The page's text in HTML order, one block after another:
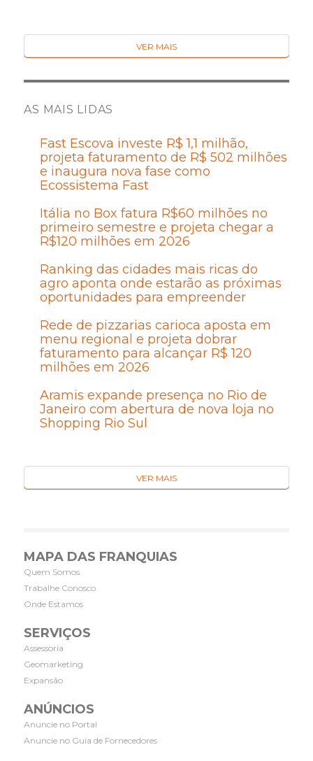
VER MAIS
AS MAIS LIDAS
Fast Escova investe R$ 1,1 milhão,
projeta faturamento de R$ 502 milhões
e inaugura nova fase como
Ecossistema Fast
Itália no Box fatura R$60 milhões no
primeiro semestre e projeta chegar a
R$120 milhões em 2026
Ranking das cidades mais ricas do
agro aponta onde estarão as próximas
oportunidades para empreender
Rede de pizzarias carioca aposta em
menu regional e projeta dobrar
faturamento para alcançar R$ 120
milhões em 2026
Aramis expande presença no Rio de
Janeiro com abertura de nova loja no
Shopping Rio Sul
VER MAIS
MAPA DAS FRANQUIAS
Quem Somos
Trabalhe Conosco
Onde Estamos
SERVIÇOS
Assessoria
Geomarketing
Expansão
ANÚNCIOS
Anuncie no Portal
Anuncie no Guia de Fornecedores